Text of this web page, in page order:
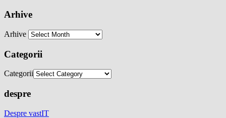
Arhive
Arhive
Categorii
Categorii
despre
Despre vastIT